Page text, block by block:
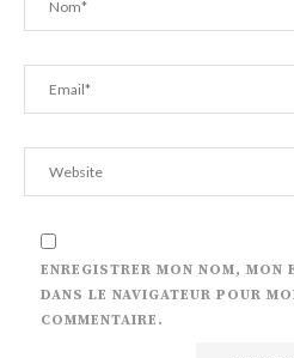
ENREGISTRER MON NOM, MON
DANS LE NAVIGATEUR POUR
COMMENTAIRE.